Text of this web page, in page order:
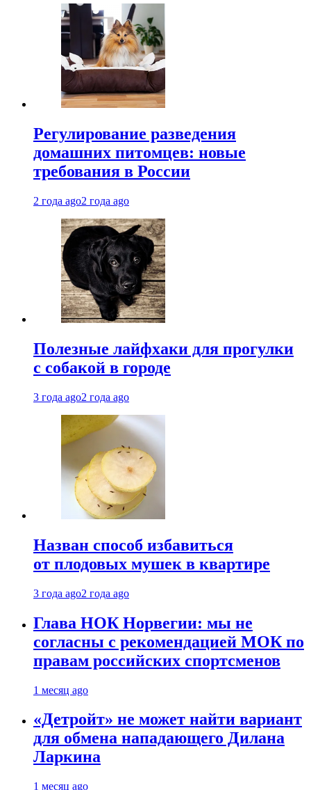
Регулирование разведения
домашних питомцев: новые
требования в России
2 года ago2 года ago
Полезные лайфхаки для прогулки
с собакой в городе
3 года ago2 года ago
Назван способ избавиться
от плодовых мушек в квартире
3 года ago2 года ago
Глава НОК Норвегии: мы не
согласны с рекомендацией МОК по
правам российских спортсменов
1 месяц ago
«Детройт» не может найти вариант
для обмена нападающего Дилана
Ларкина
1 месяц ago